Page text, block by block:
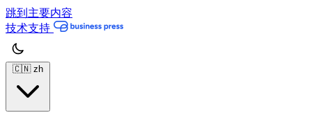
跳到主要内容
技术支持
🇨🇳 zh